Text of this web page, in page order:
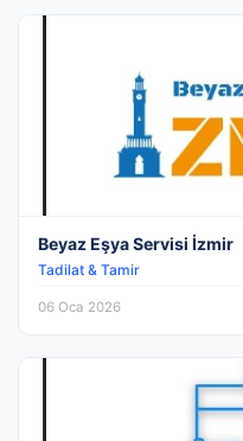
Beyaz Eşya Servisi İzmir
Tadilat & Tamir
06 Oca 2026